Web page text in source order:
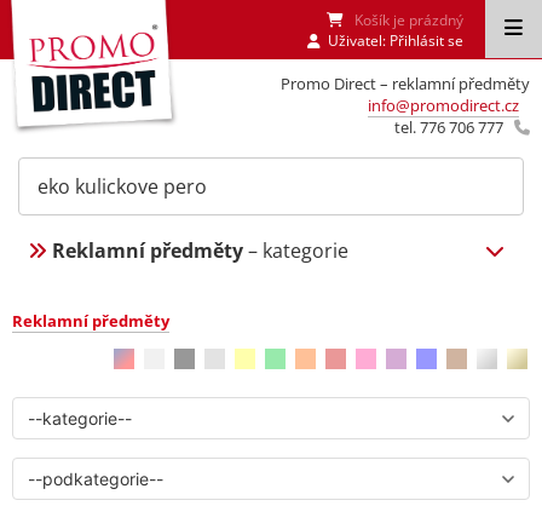
Promo Direct – reklamní předměty
info@promodirect.cz
tel. 776 706 777
Košík je prázdný
Uživatel: Přihlásit se
Reklamní předměty– kategorie
Reklamní předměty